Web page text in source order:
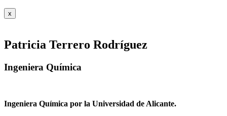
x
Patricia Terrero Rodríguez
Ingeniera Química
Ingeniera Química por la Universidad de Alicante.